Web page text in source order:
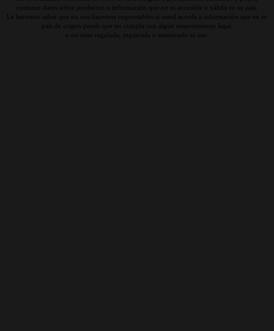
contener datos sobre productos o información que no es accesible o válida en su país.
Le hacemos saber que no nos hacemos responsables si usted accede a información que en su
país de origen puede que no cumpla con algún requerimiento legal,
o no estar regulada, registrada o autorizado su uso.